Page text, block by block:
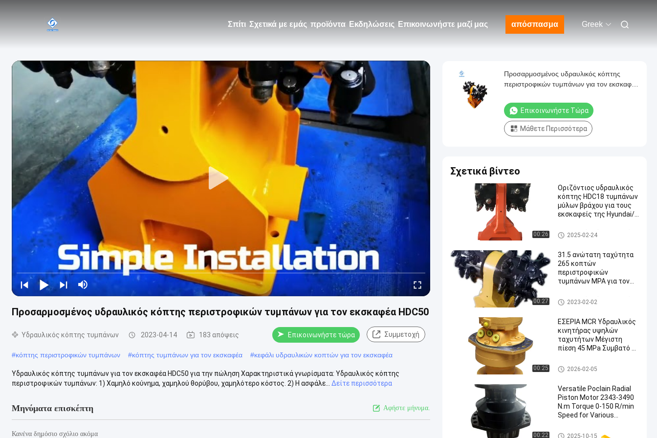
Σπίτι Σχετικά με εμάς προϊόντα Εκδηλώσεις Επικοινωνήστε μαζί μας απόσπασμα Greek
Προσαρμοσμένος υδραυλικός κόπτης περιστροφικών τυμπάνων για τον εκσκαφέα HDC50
Υδραυλικός κόπτης τυμπάνων 2023-04-14 183 απόψεις Επικοινωνήστε τώρα Συμμετοχή
#κόπτης περιστροφικών τυμπάνων #κόπτης τυμπάνων για τον εκσκαφέα #κεφάλι υδραυλικών κοπτών για τον εκσκαφέα
Υδραυλικός κόπτης τυμπάνων για τον εκσκαφέα HDC50 για την πώληση Χαρακτηριστικά γνωρίσματα: Υδραυλικός κόπτης
περιστροφικών τυμπάνων: 1) Χαμηλό κούνημα, χαμηλού θορύβου, χαμηλότερο κόστος. 2) Η ασφάλε...
Δείτε περισσότερα
Μηνύματα επισκέπτη Αφήστε μήνυμα.
Κανένα δημόσιο σχόλιο ακόμα
Προσαρμοσμένος υδραυλικός κόπτης
περιστροφικών τυμπάνων για τον εκσκαφέα
Επικοινωνήστε Τώρα
Μάθετε Περισσότερα
Σχετικά βίντεο
00:26
Οριζόντιος υδραυλικός
κόπτης HDC18 τυμπάνων
μύλων βράχου για τους
εκσκαφείς της Hyundai/
Υδραυλικός κόπτης τυμπάνω
ν
2025-02-24
00:27
31.5 ανώτατη ταχύτητα
265 κοπτών
περιστροφικών
τυμπάνων MPA για τον
Υδραυλικός κόπτης τυμπάνω
ν
2023-02-02
00:25
ΕΣΕΡΙΑ MCR Υδραυλικός
κινητήρας υψηλών
ταχυτήτων Μέγιστη
πίεση 45 MPa Συμβατό με
υδραυλικά εξαρτήματα
και αξεσουάρ
Υδραυλική μηχανή Rexroth
2026-02-05
00:22
Versatile Poclain Radial
Piston Motor 2343-3490
N.m Torque 0-150 R/min
Speed for Various
Υδραυλική μηχανή Poclain
2025-10-15